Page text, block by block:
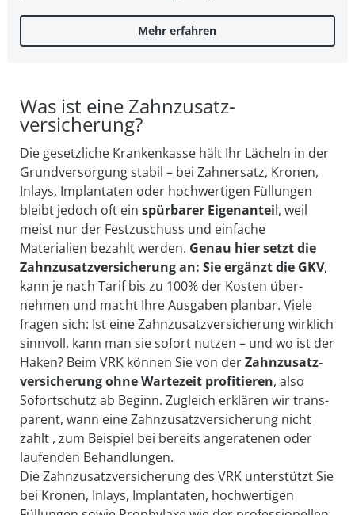
Mehr erfahren
Was ist eine Zahnzusatz­
versicherung?
Die gesetzliche Krankenkasse hält Ihr Lächeln in der
Grund­versorgung stabil – bei Zahn­ersatz, Kronen,
Inlays, Implantaten oder hoch­wertigen Füllungen
bleibt jedoch oft ein spür­barer Eigen­anteil, weil
meist nur der Fest­zuschuss und einfache
Materialien bezahlt werden. Genau hier setzt die
Zahn­zusatz­ver­sicherung an: Sie ergänzt die GKV,
kann je nach Tarif bis zu 100% der Kosten über­
nehmen und macht Ihre Aus­gaben planbar. Viele
fragen sich: Ist eine Zahn­zusatz­versicherung wirklich
sinnvoll, kann man sie sofort nutzen – und wo ist der
Haken? Beim VRK können Sie von derZahn­zusatz­
ver­sicherung ohne Warte­zeit profitieren, also
Sofort­schutz ab Beginn. Zugleich erklären wir trans­
parent, wann eineZahn­zusatz­ver­sicherung nicht
zahlt, zum Beispiel bei bereits an­geratenen oder
laufenden Be­handlungen.
Die Zahn­zusatz­ver­sicherung des VRK unter­stützt Sie
bei Kronen, Inlays, Implantaten, hoch­wertigen